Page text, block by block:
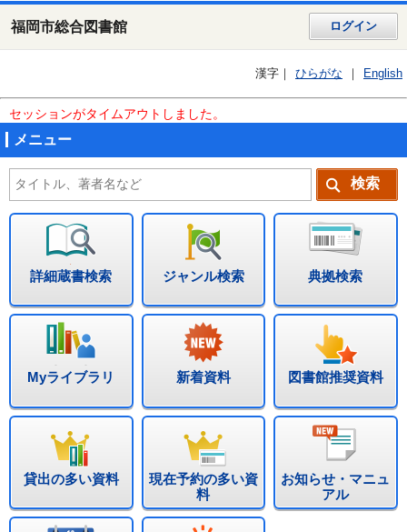
福岡市総合図書館 ログイン
漢字 ひらがな English
セッションがタイムアウトしました。
メニュー
詳細蔵書検索 ジャンル検索 典拠検索
Myライブラリ 新着資料 図書館推奨資料
貸出の多い資料
現在予約の多い資
料
お知らせ・マニュ
アル